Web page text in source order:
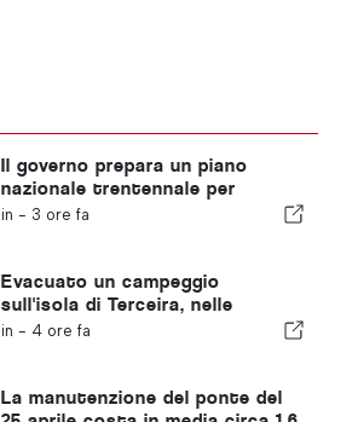
Il governo prepara un piano
nazionale trentennale per
rafforzare la resilienza del
in - 3 ore fa
Evacuato un campeggio
sull'isola di Terceira, nelle
Azzorre, a causa di una
in - 4 ore fa
La manutenzione del ponte del